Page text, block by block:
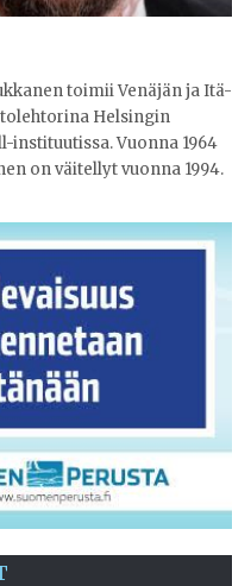
toimii Venäjän ja Itä-
Helsingin
instituutissa. Vuonna 1964
on väitellyt vuonna 1994.